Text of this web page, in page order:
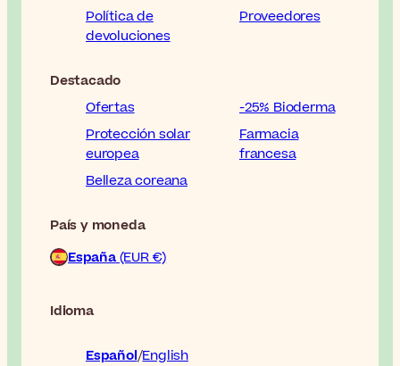
Política de
devoluciones
Proveedores
Destacado
Ofertas
-25% Bioderma
Protección solar
europea
Farmacia
francesa
Belleza coreana
País y moneda
España(EUR €)
Idioma
Español English